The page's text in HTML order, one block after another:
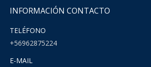
INFORMACIÓN CONTACTO
TELÉFONO
+56962875224
E-MAIL